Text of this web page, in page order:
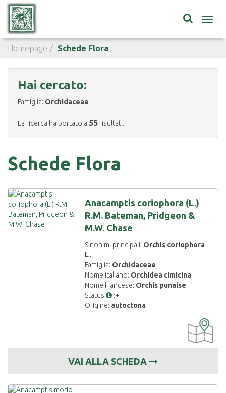
Homepage Schede Flora
Hai cercato:
Famiglia: Orchidaceae
La ricerca ha portato a 55 risultati.
Schede Flora
Anacamptis coriophora (L.)
R.M. Bateman, Pridgeon &
M.W. Chase
Sinonimi principali: Orchis coriophora
L.
Famiglia: Orchidaceae
Nome italiano: Orchidea cimicina
Nome francese: Orchis punaise
Status
:+
Origine: autoctona
DISPONIBILE
VAI ALLA SCHEDA